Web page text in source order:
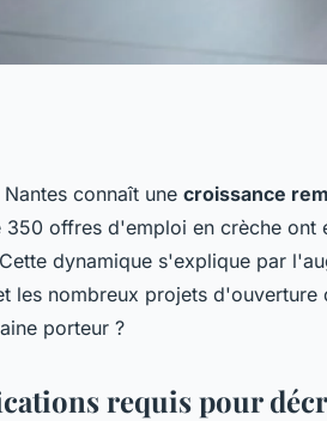
en
connaît une croissance
offres d'emploi en crèche ont
dynamique s'explique par
les nombreux projets d'ouverture
porteur ?
requis pour